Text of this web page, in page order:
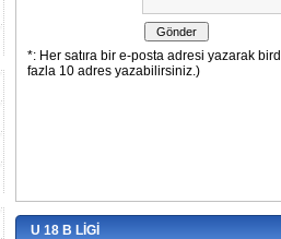
U 18 B LİGİ